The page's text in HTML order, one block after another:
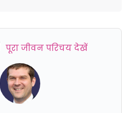
पूरा जीवन परिचय देखें